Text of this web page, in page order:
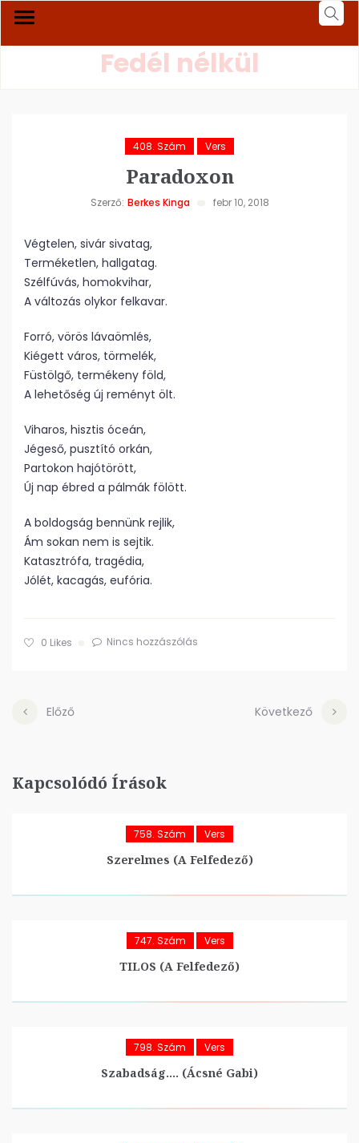
Fedél nélkül
408. Szám Vers
Paradoxon
Szerző: Berkes Kinga febr 10, 2018
Végtelen, sivár sivatag,
Terméketlen, hallgatag.
Szélfúvás, homokvihar,
A változás olykor felkavar.
Forró, vörös lávaömlés,
Kiégett város, törmelék,
Füstölgő, termékeny föld,
A lehetőség új reményt ölt.
Viharos, hisztis óceán,
Jégeső, pusztító orkán,
Partokon hajótörött,
Új nap ébred a pálmák fölött.
A boldogság bennünk rejlik,
Ám sokan nem is sejtik.
Katasztrófa, tragédia,
Jólét, kacagás, eufória.
0 Likes Nincs hozzászólás
Előző Következő
Kapcsolódó Írások
758. Szám Vers
Szerelmes (A Felfedező)
747. Szám Vers
TILOS (A Felfedező)
798. Szám Vers
Szabadság…. (Ácsné Gabi)